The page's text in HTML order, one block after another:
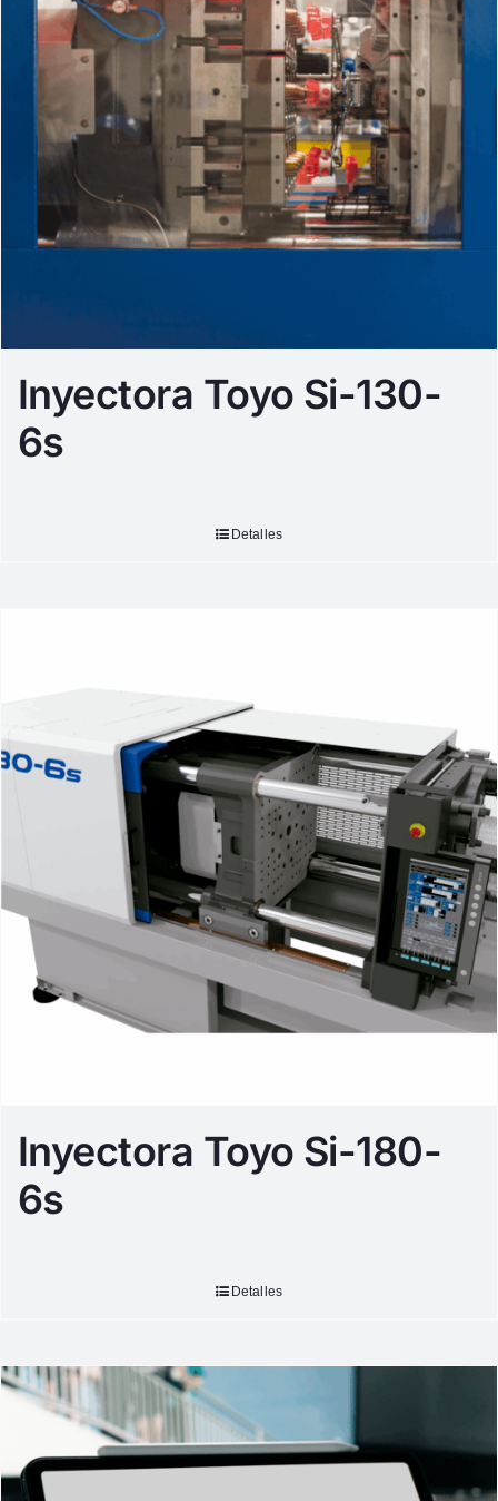
Inyectora Toyo Si-130-
6s
Detalles
Inyectora Toyo Si-180-
6s
Detalles